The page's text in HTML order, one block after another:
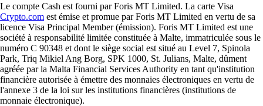
Le compte Cash est fourni par Foris MT Limited. La carte Visa
Crypto.com est émise et promue par Foris MT Limited en vertu de sa
licence Visa Principal Member (émission). Foris MT Limited est une
société à responsabilité limitée constituée à Malte, immatriculée sous le
numéro C 90348 et dont le siège social est situé au Level 7, Spinola
Park, Triq Mikiel Ang Borg, SPK 1000, St. Julians, Malte, dûment
agréée par la Malta Financial Services Authority en tant qu'institution
financière autorisée à émettre des monnaies électroniques en vertu de
l'annexe 3 de la loi sur les institutions financières (institutions de
monnaie électronique).